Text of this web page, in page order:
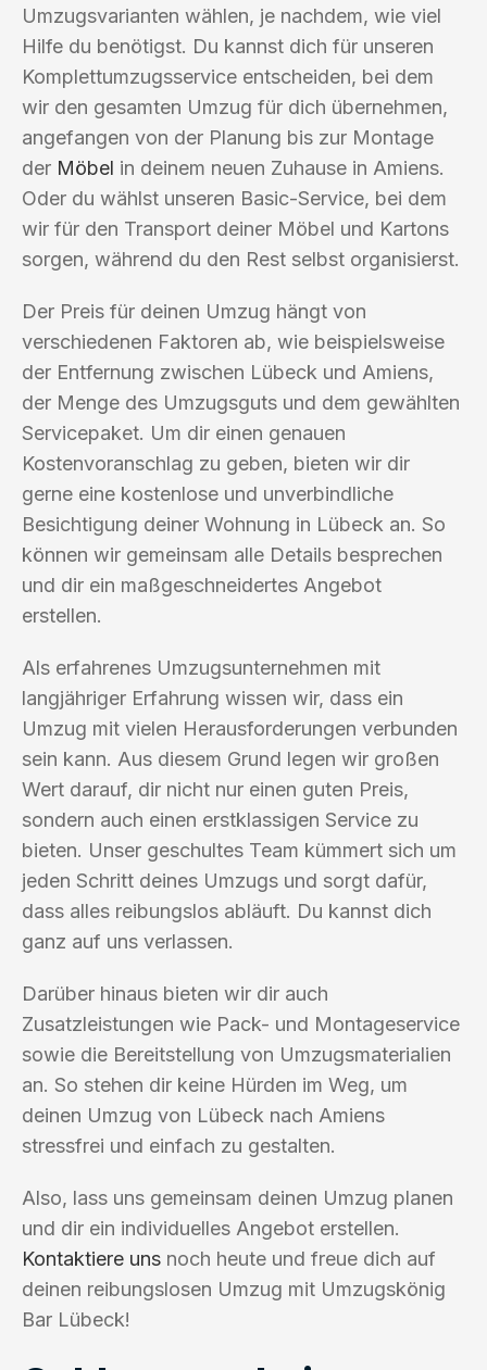
Umzugsvarianten wählen, je nachdem, wie viel
Hilfe du benötigst. Du kannst dich für unseren
Komplettumzugsservice entscheiden, bei dem
wir den gesamten Umzug für dich übernehmen,
angefangen von der Planung bis zur Montage
der Möbel in deinem neuen Zuhause in Amiens.
Oder du wählst unseren Basic-Service, bei dem
wir für den Transport deiner Möbel und Kartons
sorgen, während du den Rest selbst organisierst.
Der Preis für deinen Umzug hängt von
verschiedenen Faktoren ab, wie beispielsweise
der Entfernung zwischen Lübeck und Amiens,
der Menge des Umzugsguts und dem gewählten
Servicepaket. Um dir einen genauen
Kostenvoranschlag zu geben, bieten wir dir
gerne eine kostenlose und unverbindliche
Besichtigung deiner Wohnung in Lübeck an. So
können wir gemeinsam alle Details besprechen
und dir ein maßgeschneidertes Angebot
erstellen.
Als erfahrenes Umzugsunternehmen mit
langjähriger Erfahrung wissen wir, dass ein
Umzug mit vielen Herausforderungen verbunden
sein kann. Aus diesem Grund legen wir großen
Wert darauf, dir nicht nur einen guten Preis,
sondern auch einen erstklassigen Service zu
bieten. Unser geschultes Team kümmert sich um
jeden Schritt deines Umzugs und sorgt dafür,
dass alles reibungslos abläuft. Du kannst dich
ganz auf uns verlassen.
Darüber hinaus bieten wir dir auch
Zusatzleistungen wie Pack- und Montageservice
sowie die Bereitstellung von Umzugsmaterialien
an. So stehen dir keine Hürden im Weg, um
deinen Umzug von Lübeck nach Amiens
stressfrei und einfach zu gestalten.
Also, lass uns gemeinsam deinen Umzug planen
und dir ein individuelles Angebot erstellen.
Kontaktiere uns noch heute und freue dich auf
deinen reibungslosen Umzug mit Umzugskönig
Bar Lübeck!